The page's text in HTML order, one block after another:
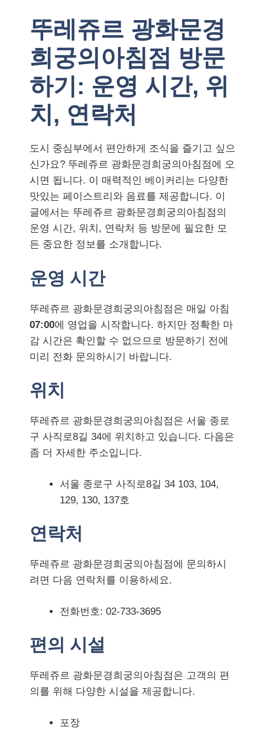
뚜레쥬르 광화문경
희궁의아침점 방문
하기: 운영 시간, 위
치, 연락처
도시 중심부에서 편안하게 조식을 즐기고 싶으
신가요? 뚜레쥬르 광화문경희궁의아침점에 오
시면 됩니다. 이 매력적인 베이커리는 다양한
맛있는 페이스트리와 음료를 제공합니다. 이
글에서는 뚜레쥬르 광화문경희궁의아침점의
운영 시간, 위치, 연락처 등 방문에 필요한 모
든 중요한 정보를 소개합니다.
운영 시간
뚜레쥬르 광화문경희궁의아침점은 매일 아침
07:00에 영업을 시작합니다. 하지만 정확한 마
감 시간은 확인할 수 없으므로 방문하기 전에
미리 전화 문의하시기 바랍니다.
위치
뚜레쥬르 광화문경희궁의아침점은 서울 종로
구 사직로8길 34에 위치하고 있습니다. 다음은
좀 더 자세한 주소입니다.
서울 종로구 사직로8길 34 103, 104,
129, 130, 137호
연락처
뚜레쥬르 광화문경희궁의아침점에 문의하시
려면 다음 연락처를 이용하세요.
전화번호: 02-733-3695
편의 시설
뚜레쥬르 광화문경희궁의아침점은 고객의 편
의를 위해 다양한 시설을 제공합니다.
포장